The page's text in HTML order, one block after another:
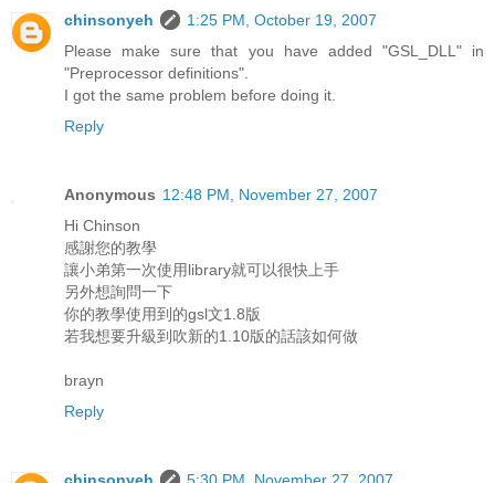
chinsonyeh
1:25 PM, October 19, 2007
Please make sure that you have added "GSL_DLL" in
"Preprocessor definitions".
I got the same problem before doing it.
Reply
Anonymous 12:48 PM, November 27, 2007
Hi Chinson
感謝您的教學
讓小弟第一次使用library就可以很快上手
另外想詢問一下
你的教學使用到的gsl文1.8版
若我想要升級到吹新的1.10版的話該如何做
brayn
Reply